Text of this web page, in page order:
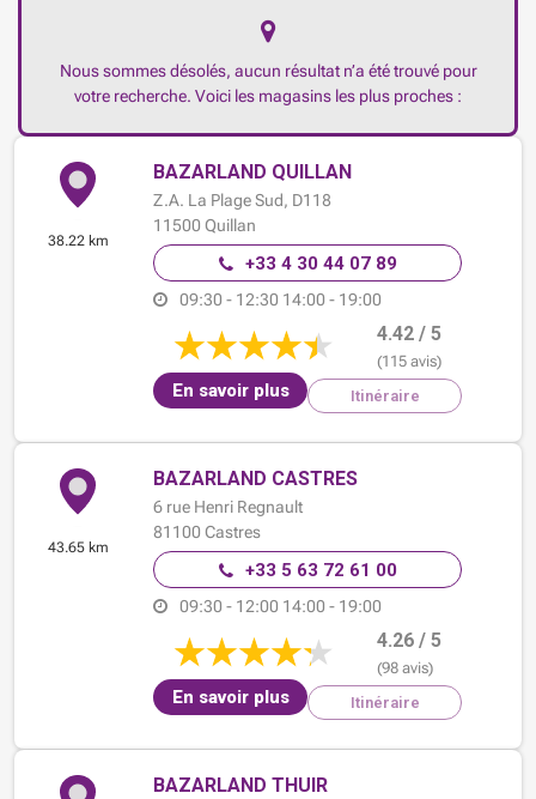
Nous sommes désolés, aucun résultat n’a été trouvé pour
votre recherche. Voici les magasins les plus proches :
38.22 km
BAZARLAND QUILLAN
Z.A. La Plage Sud, D118
11500 Quillan
+33 4 30 44 07 89
09:30 - 12:30 14:00 - 19:00
4.42 / 5
(115 avis)
En savoir plus Itinéraire
43.65 km
BAZARLAND CASTRES
6 rue Henri Regnault
81100 Castres
+33 5 63 72 61 00
09:30 - 12:00 14:00 - 19:00
4.26 / 5
(98 avis)
En savoir plus Itinéraire
BAZARLAND THUIR